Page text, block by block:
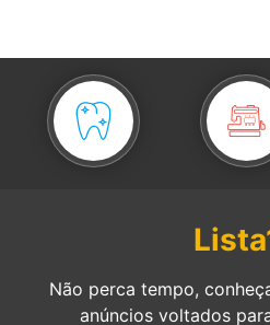
Não perca tempo,
anúncios voltados